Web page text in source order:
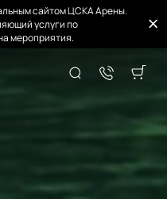
сайтом ЦСКА Арены.
услуги по
мероприятия.